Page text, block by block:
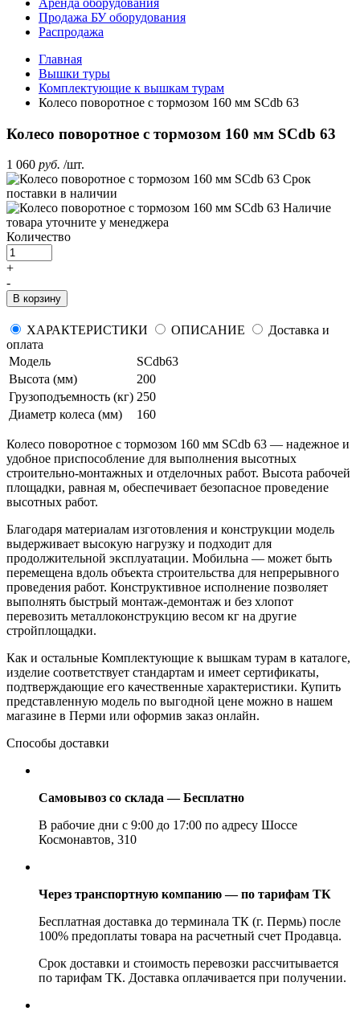
Аренда оборудования
Продажа БУ оборудования
Распродажа
Главная
Вышки туры
Комплектующие к вышкам турам
Колесо поворотное с тормозом 160 мм SCdb 63
Колесо поворотное с тормозом 160 мм SCdb 63
1 060 руб. /шт.
Срок
поставки в наличии
Наличие
товара уточните у менеджера
Количество
+
-
В корзину
ХАРАКТЕРИСТИКИ ОПИСАНИЕ
Доставка и
оплата
Модель
SCdb63
Высота (мм)
200
Грузоподъемность (кг) 250
Диаметр колеса (мм)
160
Колесо поворотное с тормозом 160 мм SCdb 63 — надежное и
удобное приспособление для выполнения высотных
строительно-монтажных и отделочных работ. Высота рабочей
площадки, равная м, обеспечивает безопасное проведение
высотных работ.
Благодаря материалам изготовления и конструкции модель
выдерживает высокую нагрузку и подходит для
продолжительной эксплуатации. Мобильна — может быть
перемещена вдоль объекта строительства для непрерывного
проведения работ. Конструктивное исполнение позволяет
выполнять быстрый монтаж-демонтаж и без хлопот
перевозить металлоконструкцию весом кг на другие
стройплощадки.
Как и остальные Комплектующие к вышкам турам в каталоге,
изделие соответствует стандартам и имеет сертификаты,
подтверждающие его качественные характеристики. Купить
представленную модель по выгодной цене можно в нашем
магазине в Перми или оформив заказ онлайн.
Способы доставки
Самовывоз со склада — Бесплатно
В рабочие дни с 9:00 до 17:00 по адресу Шоссе
Космонавтов, 310
Через транспортную компанию — по тарифам ТК
Бесплатная доставка до терминала ТК (г. Пермь) после
100% предоплаты товара на расчетный счет Продавца.
Срок доставки и стоимость перевозки рассчитывается
по тарифам ТК. Доставка оплачивается при получении.